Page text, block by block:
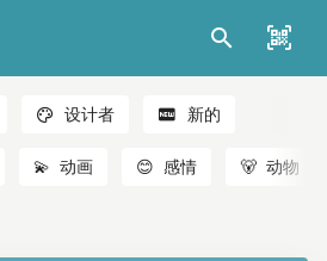
设计者 新的
💫 动画 😊 感情 🐻 动物